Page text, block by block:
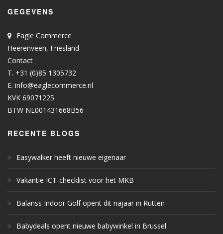
GEGEVENS
Eagle Commerce
Heerenveen, Friesland
Contact
T. +31 (0)85 1305732
E. info@eaglecommerce.nl
KVK 69071225
BTW NL001431668B56
RECENTE BLOGS
Easywalker heeft nieuwe eigenaar
Vakantie ICT-checklist voor het MKB
Balanss Indoor Golf opent dit najaar in Rutten
Babydeals opent nieuwe babywinkel in Brussel